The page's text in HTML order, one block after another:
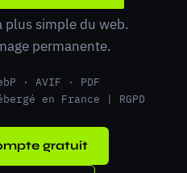
plus simple du web.
permanente.
· AVIF · PDF
en France | RGPD
gratuit